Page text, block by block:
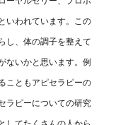
いわれています。この
し、体の調子を整えて
ないかと思います。例
こともアピセラピーの
ラピーについての研究
してたくさんの人から